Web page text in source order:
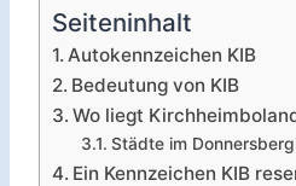
Seiteninhalt
Autokennzeichen KIB
Bedeutung von KIB
Wo liegt
Städte im
Ein Kennzeichen KIB